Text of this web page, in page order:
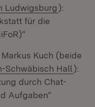
Ludwigsburg(Öffnet
):
für die
Kuch (beide
Schwäbisch Hall ):
durch Chat-
Aufgaben“